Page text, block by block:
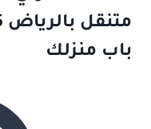
باب منزلك